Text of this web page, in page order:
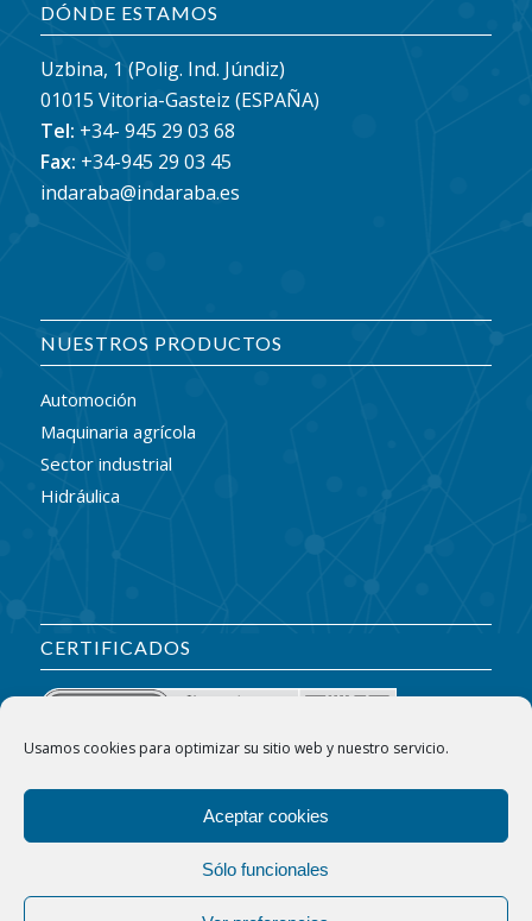
Usamos cookies para optimizar su sitio web y nuestro servicio.
Aceptar cookies
Sólo funcionales
DÓNDE ESTAMOS
Uzbina, 1 (Polig. Ind. Júndiz)
01015 Vitoria-Gasteiz (ESPAÑA)
Tel: +34- 945 29 03 68
Fax: +34-945 29 03 45
indaraba@indaraba.es
NUESTROS PRODUCTOS
Automoción
Maquinaria agrícola
Sector industrial
Hidráulica
CERTIFICADOS